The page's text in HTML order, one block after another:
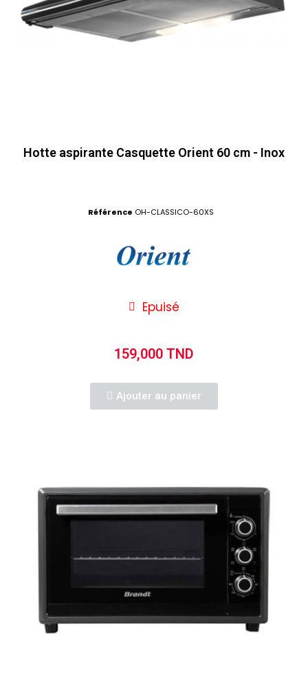
Hotte aspirante Casquette Orient 60 cm - Inox
Référence OH-CLASSICO-60XS
Epuisé
159,000 TND
Ajouter au panier